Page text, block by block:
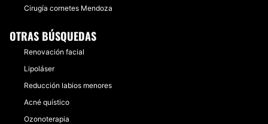
Cirugía cornetes Mendoza
OTRAS BÚSQUEDAS
Renovación facial
Lipoláser
Reducción labios menores
Acné quístico
Ozonoterapia